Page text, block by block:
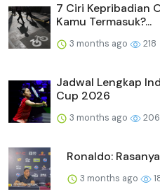
7 Ciri Kepribadian
Kamu Termasuk?...
3 months ago 218
Jadwal Lengkap
Cup 2026
3 months ago 206
Ronaldo:
3 months ago